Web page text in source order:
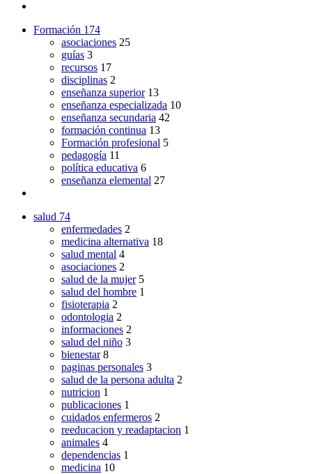
Formación 174
asociaciones 25
guías 3
recursos 17
disciplinas 2
enseñanza superior 13
enseñanza especializada 10
enseñanza secundaria 42
formación continua 13
Formación profesional 5
pedagogía 11
política educativa 6
enseñanza elemental 27
salud 74
enfermedades 2
medicina alternativa 18
salud mental 4
asociaciones 2
salud de la mujer 5
salud del hombre 1
fisioterapia 2
odontologia 2
informaciones 2
salud del niño 3
bienestar 8
paginas personales 3
salud de la persona adulta 2
nutricion 1
publicaciones 1
cuidados enfermeros 2
reeducacion y readaptacion 1
animales 4
dependencias 1
medicina 10